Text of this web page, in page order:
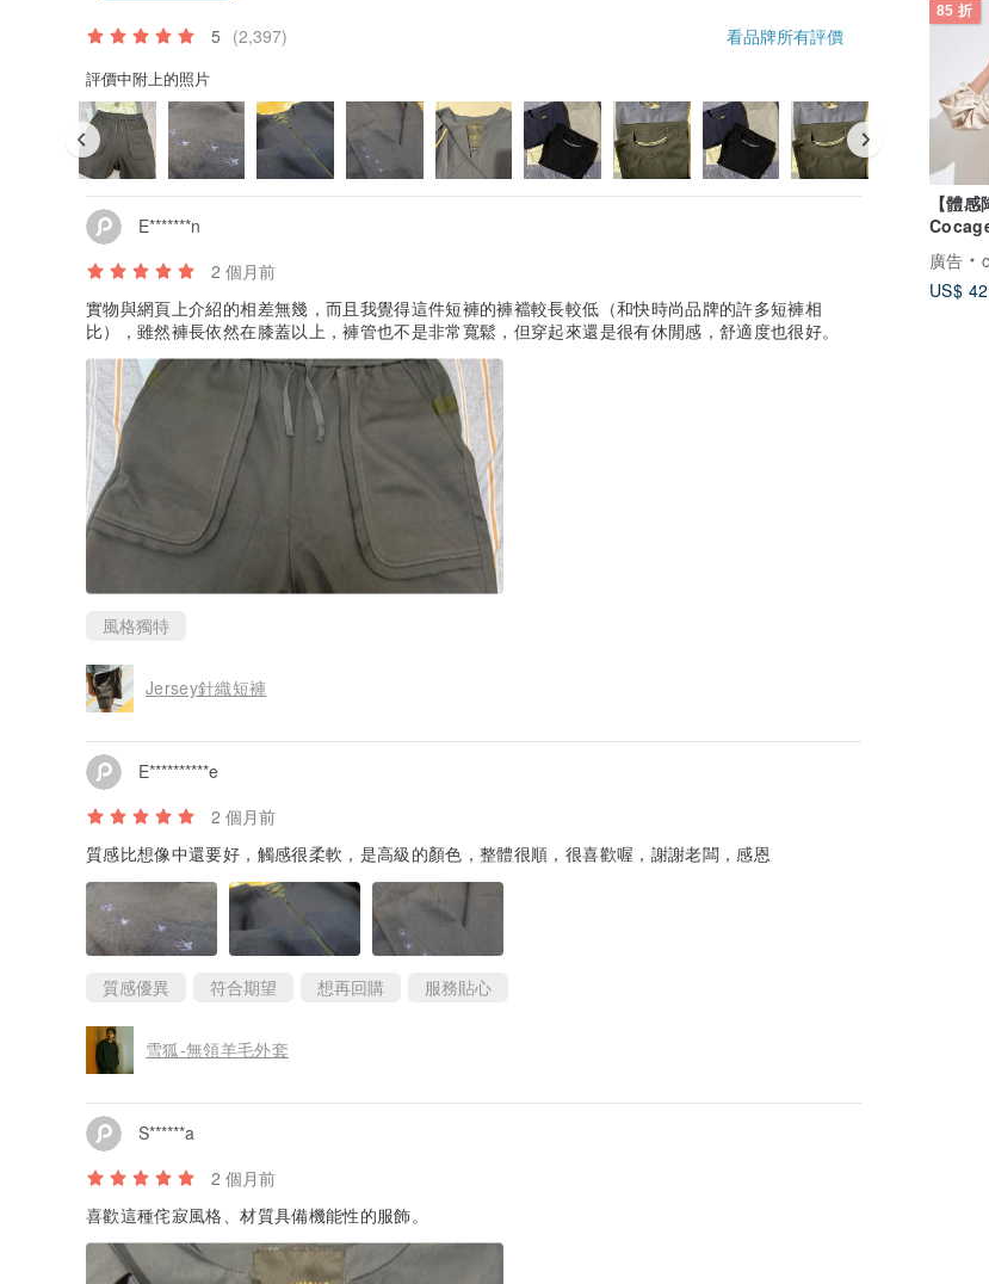
85 折
【體感
陽帽
廣告
US$
5 (2,397) 看品牌所有評價
評價中附上的照片
E*******n
2 個月前
實物與網頁上介紹的相差無幾，而且我覺得這件短褲的褲襠較長較低（和快時尚品牌的許多短褲相
比），雖然褲長依然在膝蓋以上，褲管也不是非常寬鬆，但穿起來還是很有休閒感，舒適度也很好。
風格獨特
Jersey針織短褲
E**********e
2 個月前
質感比想像中還要好，觸感很柔軟，是高級的顏色，整體很順，很喜歡喔，謝謝老闆，感恩
質感優異 符合期望 想再回購 服務貼心
雪狐-無領羊毛外套
S******a
2 個月前
喜歡這種侘寂風格、材質具備機能性的服飾。